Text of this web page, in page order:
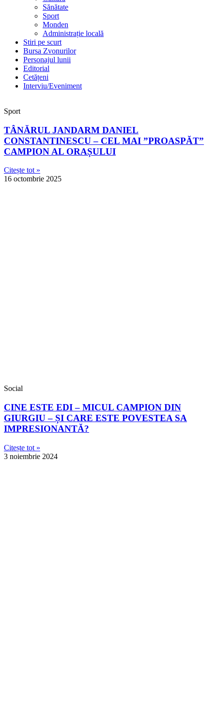
Sănătate
Sport
Monden
Administrație locală
Stiri pe scurt
Bursa Zvonurilor
Personajul lunii
Editorial
Cetățeni
Interviu/Eveniment
Sport
TÂNĂRUL JANDARM DANIEL
CONSTANTINESCU – CEL MAI ”PROASPĂT”
CAMPION AL ORAȘULUI
Citește tot »
16 octombrie 2025
Social
CINE ESTE EDI – MICUL CAMPION DIN
GIURGIU – ȘI CARE ESTE POVESTEA SA
IMPRESIONANTĂ?
Citește tot »
3 noiembrie 2024